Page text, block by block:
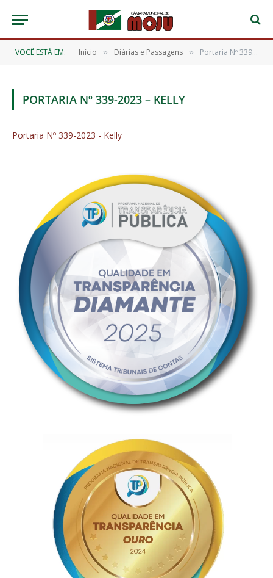
VOCÊ ESTÁ EM: Início » Diárias e Passagens » Portaria Nº 339-2023 – Kelly
PORTARIA Nº 339-2023 – KELLY
Portaria Nº 339-2023 - Kelly